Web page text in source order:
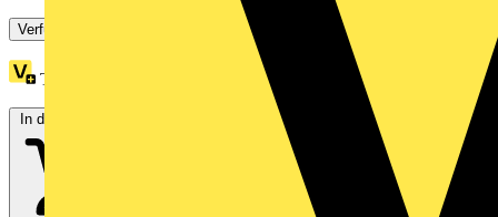
Verfügbar: 3 Händler
Treuepunkte:
In den Warenkorb